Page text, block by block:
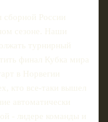
России
сезоне. Наши
турнирный
финал Кубка мира
в Норвегии
кто все-таки вышел
автоматически
- лидере команды и